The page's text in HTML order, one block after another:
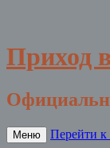
Приход
Меню Перейти